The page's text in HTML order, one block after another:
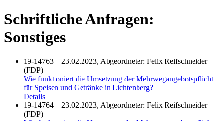
Schriftliche Anfragen:
Sonstiges
19-14763 – 23.02.2023, Abgeordneter: Felix Reifschneider
(FDP)
Wie funktioniert die Umsetzung der Mehrwegangebotspflicht
für Speisen und Getränke in Lichtenberg?
Details
19-14764 – 23.02.2023, Abgeordneter: Felix Reifschneider
(FDP)